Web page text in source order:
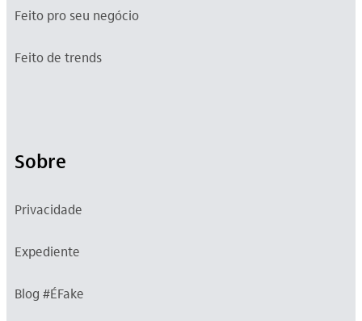
Feito pro seu negócio
Feito de trends
Sobre
Privacidade
Expediente
Blog #ÉFake